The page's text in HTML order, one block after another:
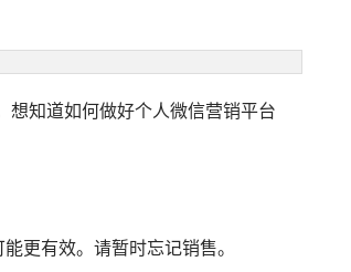
知道如何做好个人微信营销平台
更有效。请暂时忘记销售。